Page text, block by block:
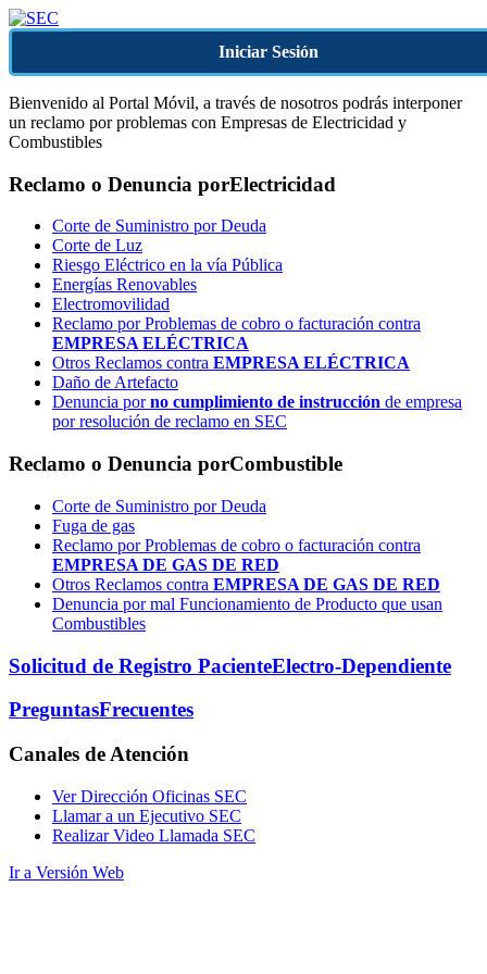
Iniciar Sesión
Bienvenido al Portal Móvil, a través de nosotros podrás interponer
un reclamo por problemas con Empresas de Electricidad y
Combustibles
Reclamo o Denuncia porElectricidad
Corte de Suministro por Deuda
Corte de Luz
Riesgo Eléctrico en la vía Pública
Energías Renovables
Electromovilidad
Reclamo por Problemas de cobro o facturación contra
EMPRESA ELÉCTRICA
Otros Reclamos contra EMPRESA ELÉCTRICA
Daño de Artefacto
Denuncia porno cumplimiento de instrucción de empresa
por resolución de reclamo en SEC
Reclamo o Denuncia porCombustible
Corte de Suministro por Deuda
Fuga de gas
Reclamo por Problemas de cobro o facturación contra
EMPRESA DE GAS DE RED
Otros Reclamos contra EMPRESA DE GAS DE RED
Denuncia por mal Funcionamiento de Producto que usan
Combustibles
Solicitud de Registro PacienteElectro-Dependiente
PreguntasFrecuentes
Canales de Atención
Ver Dirección Oficinas SEC
Llamar a un Ejecutivo SEC
Realizar Video Llamada SEC
Ir a Versión Web